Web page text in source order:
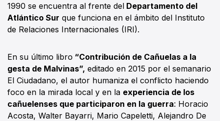
1990 se encuentra al frente del Departamento del
Atlántico Sur que funciona en el ámbito del Instituto
de Relaciones Internacionales (IRI).
En su último libro “Contribución de Cañuelas a la
gesta de Malvinas”, editado en 2015 por el semanario
El Ciudadano, el autor humaniza el conflicto haciendo
foco en la mirada local y en la experiencia de los
cañuelenses que participaron en la guerra: Horacio
Acosta, Walter Bayarri, Mario Capeletti, Alejandro De